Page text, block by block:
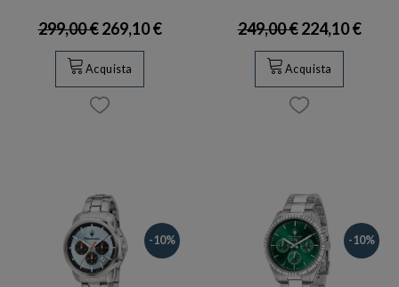
299,00 €269,10 €
Acquista
249,00 €224,10 €
Acquista
-10% -10%